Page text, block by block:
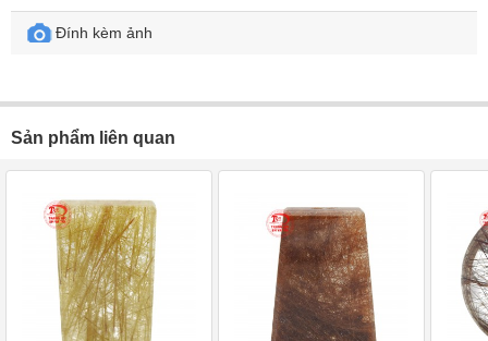
Đính kèm ảnh
Sản phẩm liên quan